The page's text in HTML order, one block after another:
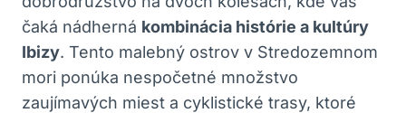
čaká nádherná kombinácia histórie a kultúry
Ibizy. Tento malebný ostrov v Stredozemnom
mori ponúka nespočetné množstvo
zaujímavých miest a cyklistické trasy, ktoré